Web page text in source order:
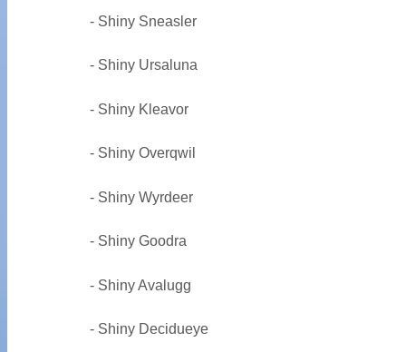
- Shiny Sneasler
- Shiny Ursaluna
- Shiny Kleavor
- Shiny Overqwil
- Shiny Wyrdeer
- Shiny Goodra
- Shiny Avalugg
- Shiny Decidueye